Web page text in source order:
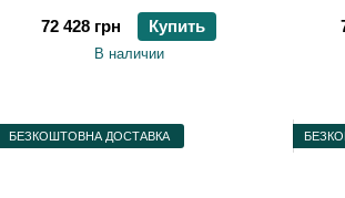
72 428 грн
Купить
В наличии
БЕЗКОШТОВНА ДОСТАВКА